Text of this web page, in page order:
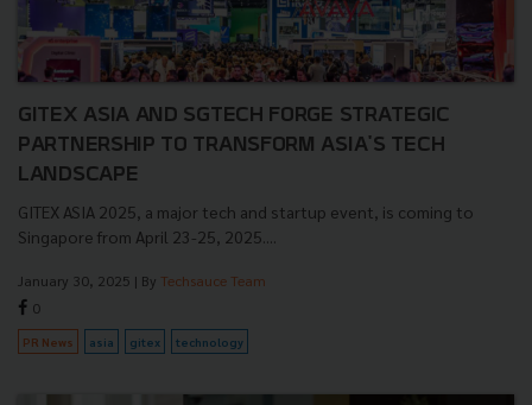
GITEX ASIA AND SGTECH FORGE STRATEGIC
PARTNERSHIP TO TRANSFORM ASIA'S TECH
LANDSCAPE
GITEX ASIA 2025, a major tech and startup event, is coming to
Singapore from April 23-25, 2025....
January 30, 2025 | By Techsauce Team
0
PR News asia gitex technology